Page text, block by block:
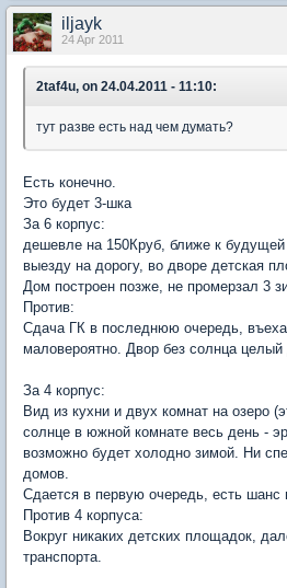
iljayk
24 Apr 2011
2taf4u, on 24.04.2011 - 11:10:
тут разве есть над чем думать?
Есть конечно.
Это будет 3-шка
За 6 корпус:
дешевле на 150Круб, ближе к будущей
выезду на дорогу, во дворе детская
Дом построен позже, не промерзал 3
Против:
Сдача ГК в последнюю очередь,
маловероятно. Двор без солнца целый
За 4 корпус:
Вид из кухни и двух комнат на озеро
солнце в южной комнате весь день -
возможно будет холодно зимой. Ни
домов.
Сдается в первую очередь, есть шанс
Против 4 корпуса:
Вокруг никаких детских площадок,
транспорта.